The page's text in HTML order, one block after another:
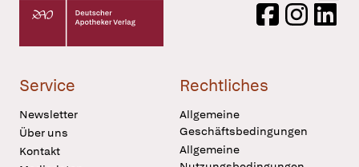
Deutscher Apotheker Verlag Logo
FacebookInstagram
Service
Newsletter
Über uns
Kontakt
Rechtliches
Allgemeine
Geschäftsbedingungen
Allgemeine